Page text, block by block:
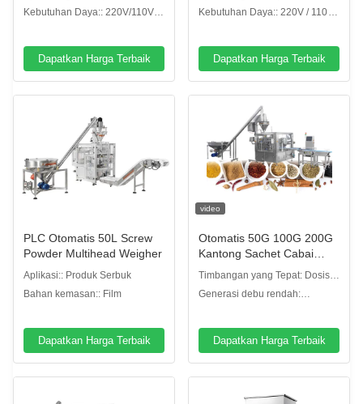
jenis lainnya
Kebutuhan Daya:: 220V/110V,
Dapatkan Harga Terbaik
jenis lainnya
Kebutuhan Daya:: 220V / 110V,
Dapatkan Harga Terbaik
PLC Otomatis 50L Screw
Powder Multihead Weigher
Aplikasi:: Produk Serbuk
Bahan kemasan:: Film
Dapatkan Harga Terbaik
video
Otomatis 50G 100G 200G
Kantong Sachet Cabai
Bubuk Mesin Pengemas
Bubuk Bumbu Peralatan
Pengemasan Bubuk
Timbangan yang Tepat: Dosis
yang stabil dan tepat untuk
Generasi debu rendah:
beterbangan
Dapatkan Harga Terbaik